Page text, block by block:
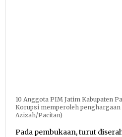
10 Anggota PIM Jatim Kabupaten
Korupsi memperoleh penghargaan
Azizah/Pacitan)
Pada pembukaan, turut